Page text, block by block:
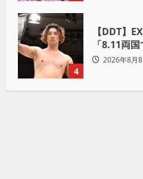
4
【DDT】
「8.11両
めて“本当
2026年8月8